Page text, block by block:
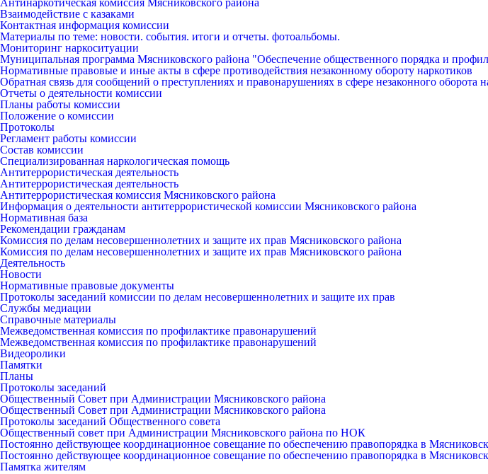
Антинаркотическая комиссия Мясниковского района
Взаимодействие с казаками
Контактная информация комиссии
Материалы по теме: новости. события. итоги и отчеты. фотоальбомы.
Мониторинг наркоситуации
Муниципальная программа Мясниковского района "Обеспечение общественного порядка и
Нормативные правовые и иные акты в сфере противодействия незаконному обороту наркотиков
Обратная связь для сообщений о преступлениях и правонарушениях в сфере незаконного оборота
Отчеты о деятельности комиссии
Планы работы комиссии
Положение о комиссии
Протоколы
Регламент работы комиссии
Состав комиссии
Специализированная наркологическая помощь
Антитеррористическая деятельность
Антитеррористическая деятельность
Антитеррористическая комиссия Мясниковского района
Информация о деятельности антитеррористической комиссии Мясниковского района
Нормативная база
Рекомендации гражданам
Комиссия по делам несовершеннолетних и защите их прав Мясниковского района
Комиссия по делам несовершеннолетних и защите их прав Мясниковского района
Деятельность
Новости
Нормативные правовые документы
Протоколы заседаний комиссии по делам несовершеннолетних и защите их прав
Службы медиации
Справочные материалы
Межведомственная комиссия по профилактике правонарушений
Межведомственная комиссия по профилактике правонарушений
Видеоролики
Памятки
Планы
Протоколы заседаний
Общественный Совет при Администрации Мясниковского района
Общественный Совет при Администрации Мясниковского района
Протоколы заседаний Общественного совета
Общественный совет при Администрации Мясниковского района по НОК
Постоянно действующее координационное совещание по обеспечению правопорядка в
Постоянно действующее координационное совещание по обеспечению правопорядка в
Памятка жителям